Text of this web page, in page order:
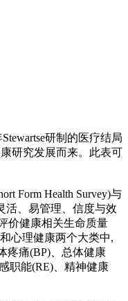
研制的医疗结局
研究发展而来。此表可
Form Health Survey)与
活、易管理、信度与效
价健康相关生命质量
心理健康两个大类中,
疼痛(BP)、总体健康
职能(RE)、精神健康